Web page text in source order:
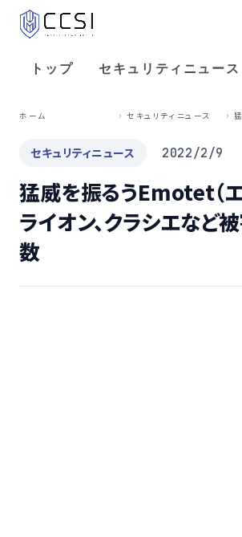
トップ セキュリティニュース
ホーム セキュリティニュース
セキュリティニュース 2022/2/9
猛威を振るうEmotet（エ
ライオン、クラシエなど
数